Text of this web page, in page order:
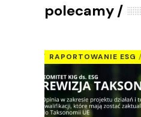
polecamy
RAPORTOWANIE ESG